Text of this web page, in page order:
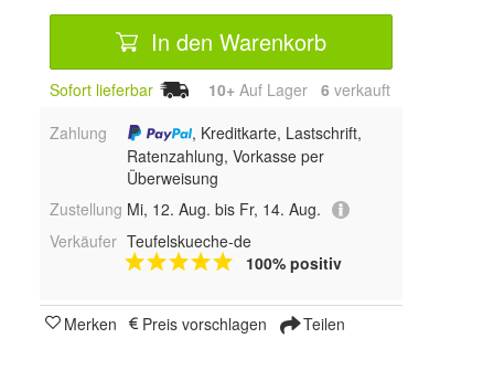
In den Warenkorb
Sofort lieferbar 10+ Auf Lager 6 verkauft
Zahlung
, Kreditkarte, Lastschrift,
Ratenzahlung, Vorkasse per
Überweisung
Zustellung Mi, 12. Aug. bis Fr, 14. Aug.
Verkäufer Teufelskueche-de
100% positiv
Merken Preis vorschlagen Teilen